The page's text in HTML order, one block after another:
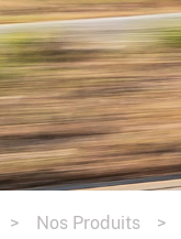
> Nos Produits >